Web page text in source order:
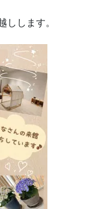
しします。